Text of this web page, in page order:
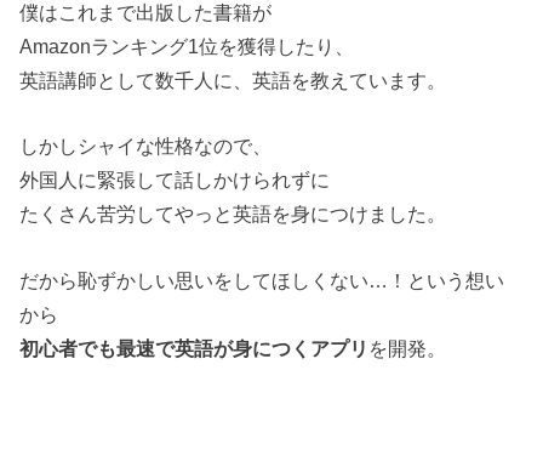
僕はこれまで出版した書籍が
Amazonランキング1位を獲得したり、
英語講師として数千人に、英語を教えています。
しかしシャイな性格なので、
外国人に緊張して話しかけられずに
たくさん苦労してやっと英語を身につけました。
だから恥ずかしい思いをしてほしくない…！という想い
から
初心者でも最速で英語が身につくアプリ を開発。